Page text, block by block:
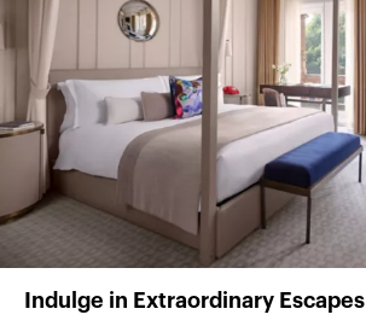
Indulge in Extraordinary Escapes